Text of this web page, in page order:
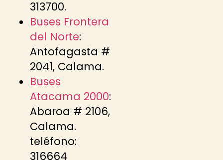
313700.
Buses Frontera
del Norte:
Antofagasta #
2041, Calama.
Buses
Atacama 2000:
Abaroa # 2106,
Calama.
teléfono:
316664